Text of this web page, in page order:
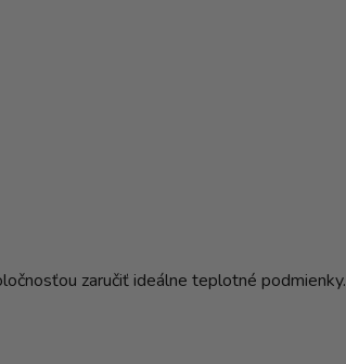
zaručiť ideálne teplotné podmienky.